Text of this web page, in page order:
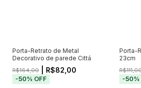
Porta-Retrato de Metal
Decorativo de parede Cittá
R$164,00 | R$82,00
-50% OFF
Porta-
23cm
-50%